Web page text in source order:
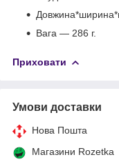
Вага — 286 г.
Приховати
Умови доставки
Нова Пошта
Магазини Rozetka